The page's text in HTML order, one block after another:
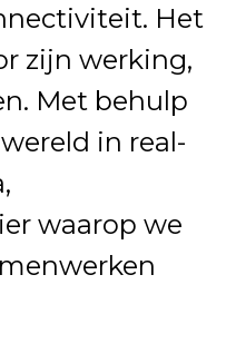
Het
zijn werking,
Met behulp
in real-
waarop we